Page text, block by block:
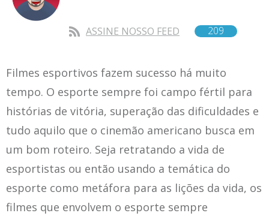
ASSINE NOSSO FEED 209
Filmes esportivos fazem sucesso há muito
tempo. O esporte sempre foi campo fértil para
histórias de vitória, superação das dificuldades e
tudo aquilo que o cinemão americano busca em
um bom roteiro. Seja retratando a vida de
esportistas ou então usando a temática do
esporte como metáfora para as lições da vida, os
filmes que envolvem o esporte sempre